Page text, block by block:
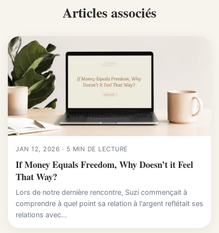
Articles associés
JAN 12, 2026 · 5 MIN DE LECTURE
If Money Equals Freedom, Why Doesn’t it Feel
That Way?
Lors de notre dernière rencontre, Suzi commençait à
comprendre à quel point sa relation à l'argent reflétait ses
relations avec...